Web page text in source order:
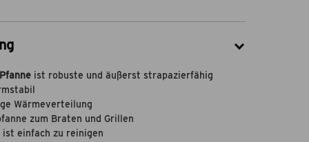
ist robuste und äußerst strapazierfähig
Wärmeverteilung
zum Braten und Grillen
ist einfach zu reinigen